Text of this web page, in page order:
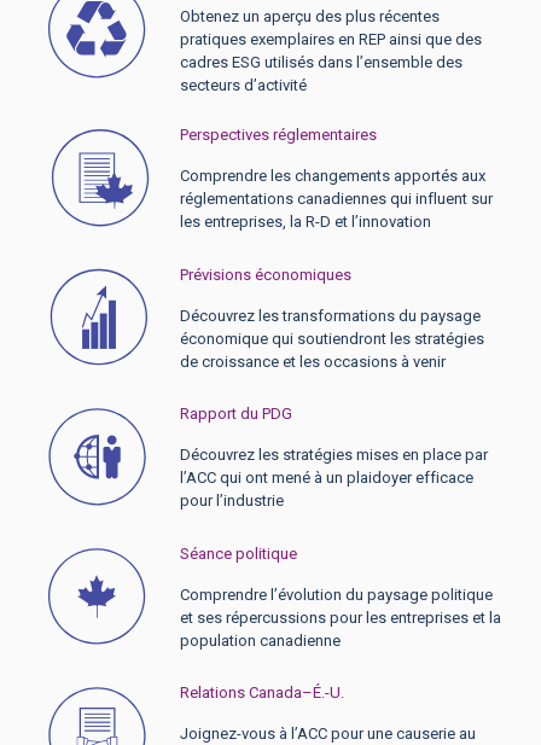
Obtenez un aperçu des plus récentes
pratiques exemplaires en REP ainsi que des
cadres ESG utilisés dans l’ensemble des
secteurs d’activité
Perspectives réglementaires
Comprendre les changements apportés aux
réglementations canadiennes qui influent sur
les entreprises, la R-D et l’innovation
Prévisions économiques
Découvrez les transformations du paysage
économique qui soutiendront les stratégies
de croissance et les occasions à venir
Rapport du PDG
Découvrez les stratégies mises en place par
l’ACC qui ont mené à un plaidoyer efficace
pour l’industrie
Séance politique
Comprendre l’évolution du paysage politique
et ses répercussions pour les entreprises et la
population canadienne
Relations Canada–É.-U.
Joignez-vous à l’ACC pour une causerie au